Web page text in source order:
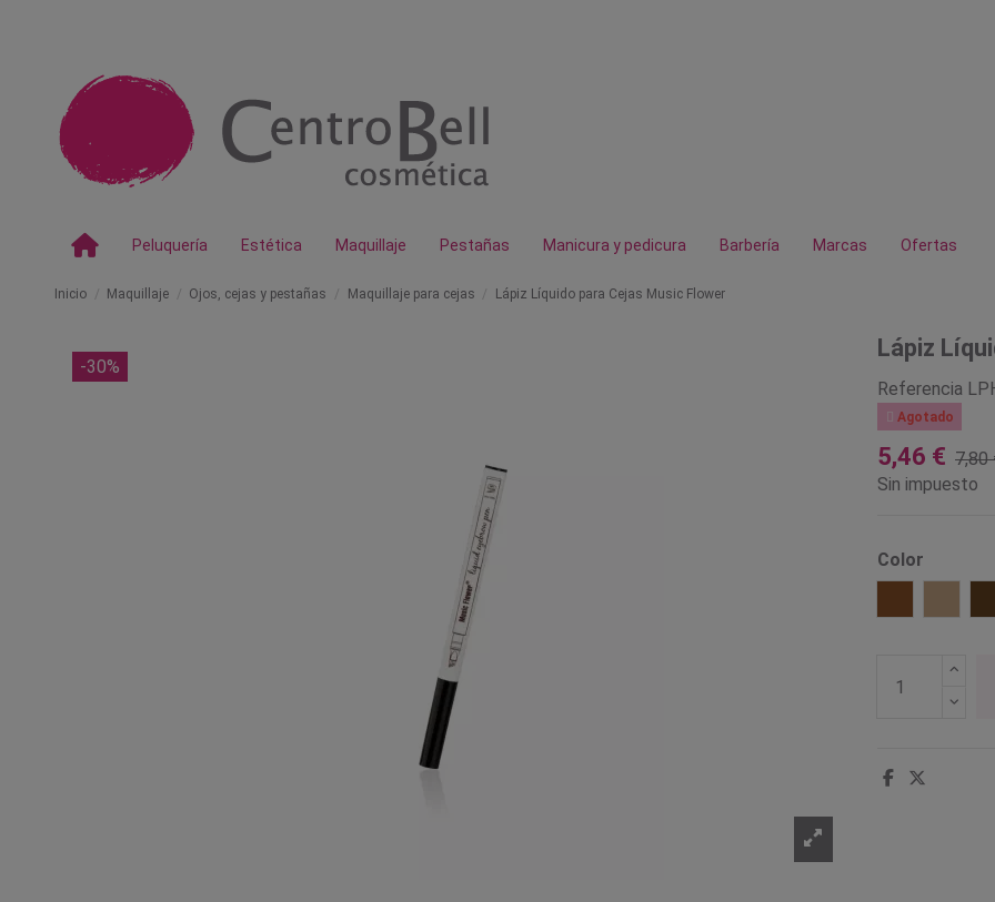
Peluquería Estética Maquillaje Pestañas Manicura y pedicura Barbería Marcas Ofertas
Inicio Maquillaje Ojos, cejas y pestañas Maquillaje para cejas Lápiz Líquido para Cejas Music Flower
-30%
Lápiz
Referencia
Agotado
5,46 € 7,80
Sin impuesto
Color